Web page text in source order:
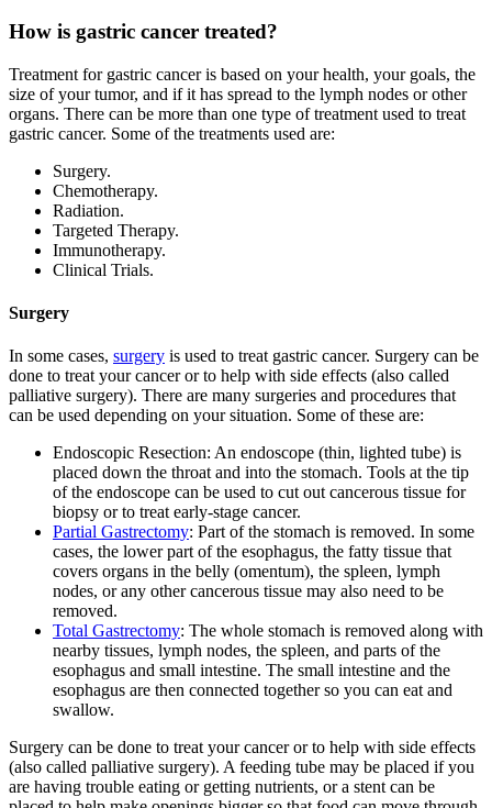
How is gastric cancer treated?
Treatment for gastric cancer is based on your health, your goals, the
size of your tumor, and if it has spread to the lymph nodes or other
organs. There can be more than one type of treatment used to treat
gastric cancer. Some of the treatments used are:
Surgery.
Chemotherapy.
Radiation.
Targeted Therapy.
Immunotherapy.
Clinical Trials.
Surgery
In some cases, surgery is used to treat gastric cancer. Surgery can be
done to treat your cancer or to help with side effects (also called
palliative surgery). There are many surgeries and procedures that
can be used depending on your situation. Some of these are:
Endoscopic Resection: An endoscope (thin, lighted tube) is
placed down the throat and into the stomach. Tools at the tip
of the endoscope can be used to cut out cancerous tissue for
biopsy or to treat early-stage cancer.
Partial Gastrectomy: Part of the stomach is removed. In some
cases, the lower part of the esophagus, the fatty tissue that
covers organs in the belly (omentum), the spleen, lymph
nodes, or any other cancerous tissue may also need to be
removed.
Total Gastrectomy: The whole stomach is removed along with
nearby tissues, lymph nodes, the spleen, and parts of the
esophagus and small intestine. The small intestine and the
esophagus are then connected together so you can eat and
swallow.
Surgery can be done to treat your cancer or to help with side effects
(also called palliative surgery). A feeding tube may be placed if you
are having trouble eating or getting nutrients, or a stent can be